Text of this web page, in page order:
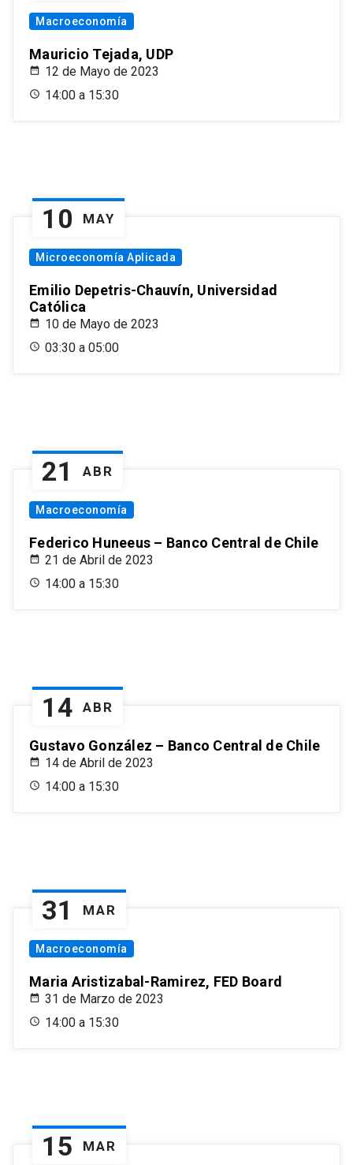
Macroeconomía
Mauricio Tejada, UDP
12 de Mayo de 2023
14:00 a 15:30
10 MAY
Microeconomía Aplicada
Emilio Depetris-Chauvín, Universidad
Católica
10 de Mayo de 2023
03:30 a 05:00
21 ABR
Macroeconomía
Federico Huneeus – Banco Central de Chile
21 de Abril de 2023
14:00 a 15:30
14 ABR
Gustavo González – Banco Central de Chile
14 de Abril de 2023
14:00 a 15:30
31 MAR
Macroeconomía
Maria Aristizabal-Ramirez, FED Board
31 de Marzo de 2023
14:00 a 15:30
15 MAR